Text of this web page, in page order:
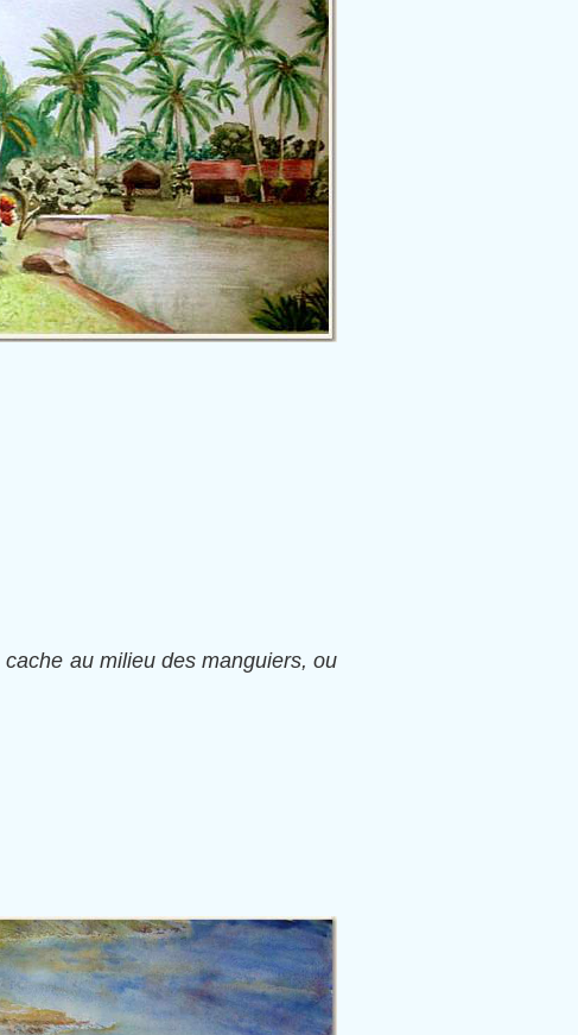
au milieu des manguiers, ou